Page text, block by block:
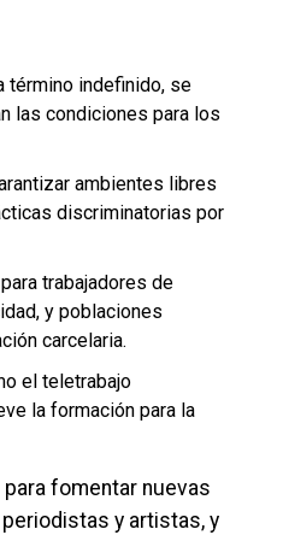
término indefinido, se
las condiciones para los
ambientes libres
discriminatorias por
trabajadores de
y poblaciones
carcelaria.
el teletrabajo
la formación para la
para fomentar nuevas
y artistas, y